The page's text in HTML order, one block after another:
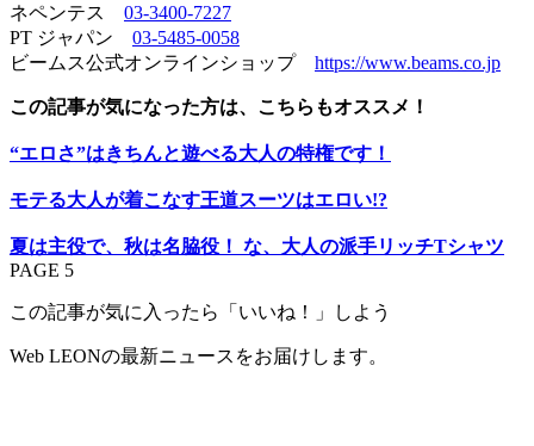
ネペンテス 03-3400-7227
PT ジャパン 03-5485-0058
ビームス公式オンラインショップ https://www.beams.co.jp
この記事が気になった方は、こちらもオススメ！
“エロさ”はきちんと遊べる大人の特権です！
モテる大人が着こなす王道スーツはエロい!?
夏は主役で、秋は名脇役！ な、大人の派手リッチTシャツ
PAGE 5
この記事が気に入ったら「いいね！」しよう
Web LEONの最新ニュースをお届けします。